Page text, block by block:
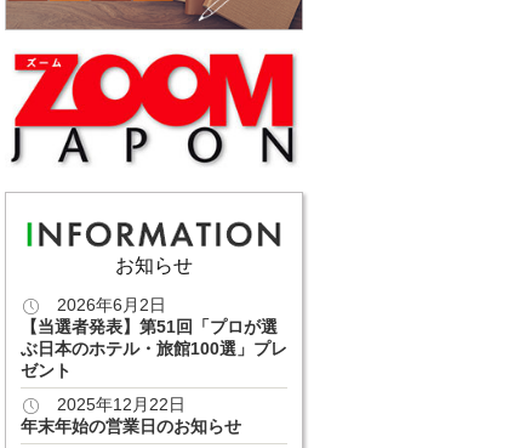
お知らせ
2026年6月2日
【当選者発表】第51回「プロが選
ぶ日本のホテル・旅館100選」プレ
ゼント
2025年12月22日
年末年始の営業日のお知らせ